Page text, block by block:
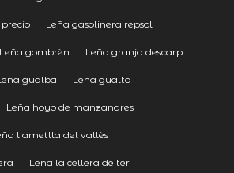
Leña gasolinera repsol
Leña gombrèn Leña granja descarp
gualba Leña gualta
Leña hoyo de manzanares
l ametlla del vallès
Leña la cellera de ter